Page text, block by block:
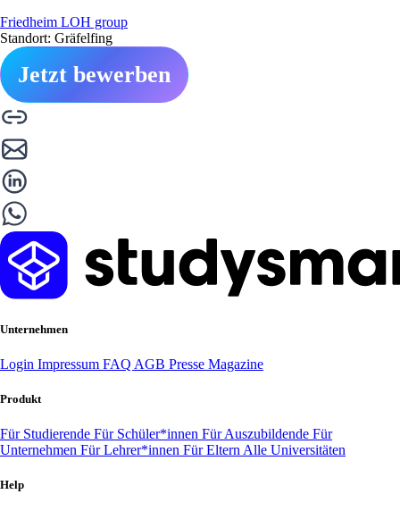
Friedheim LOH group
Standort: Gräfelfing
Jetzt bewerben
Unternehmen
Login Impressum FAQ AGB Presse Magazine
Produkt
Für Studierende Für Schüler*innen Für Auszubildende Für
Unternehmen Für Lehrer*innen Für Eltern Alle Universitäten
Help